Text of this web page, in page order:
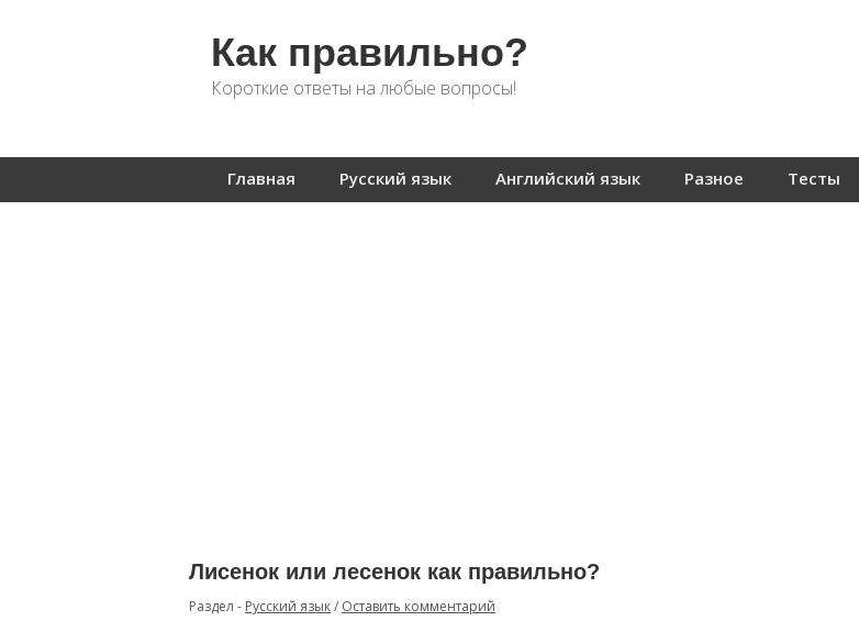
Как правильно?
Короткие ответы на любые вопросы!
Главная Русский язык Английский язык Разное Тесты
Лисенок или лесенок как правильно?
Раздел - Русский язык/ Оставить комментарий